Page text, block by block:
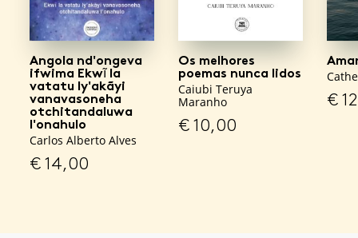
Angola nd'ongeva
ifwima Ekwĩ la
vatatu ly'akãyi
vanavasoneha
otchitandaluwa
l'onahulo
Carlos Alberto Alves
€14,00
Os melhores
poemas nunca lidos
Caiubi Teruya
Maranho
€10,00
€